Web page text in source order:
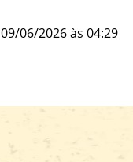
09/06/2026 às 04:29